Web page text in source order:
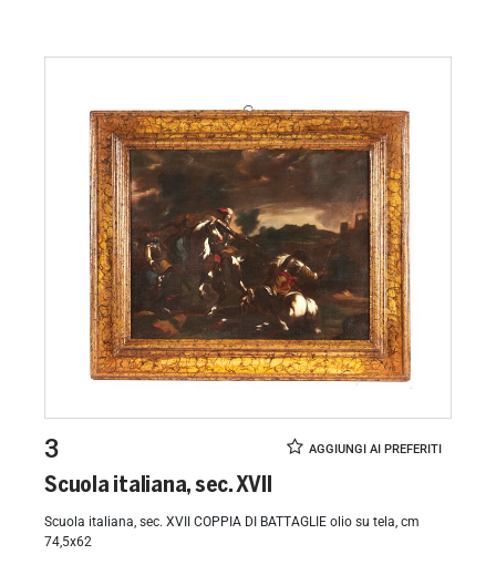
3
Scuola italiana, sec. XVII
Scuola italiana, sec. XVII COPPIA DI BATTAGLIE olio su tela, cm
74,5x62